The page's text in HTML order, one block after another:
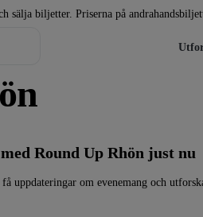
sälja biljetter. Priserna på
Round Up Rhön just nu
uppdateringar om evenemang och